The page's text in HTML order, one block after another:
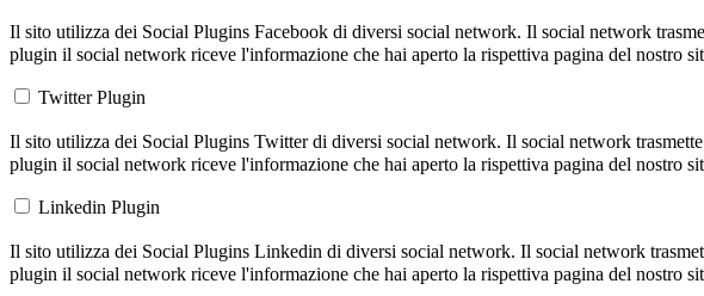
Il sito utilizza dei Social Plugins Facebook di diversi social network. Il social network
plugin il social network riceve l'informazione che hai aperto la rispettiva pagina del nostro
Twitter Plugin
Il sito utilizza dei Social Plugins Twitter di diversi social network. Il social network
plugin il social network riceve l'informazione che hai aperto la rispettiva pagina del nostro
Linkedin Plugin
Il sito utilizza dei Social Plugins Linkedin di diversi social network. Il social network
plugin il social network riceve l'informazione che hai aperto la rispettiva pagina del nostro